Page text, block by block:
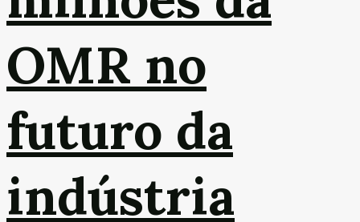
OMR no
futuro da
indústria